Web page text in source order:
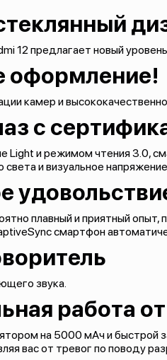
12 предлагает новый
оформление!
камер и
с
Light и режимом чтения 3.0,
и визуальное
плавный и приятный
смартфон
звука.
работа
на 5000 мАч и быстрой
вас от тревог по поводу